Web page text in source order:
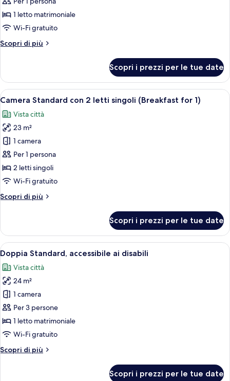
Standard
(Breakfast
1)
1 letto matrimoniale
Wi-Fi gratuito
Scopri di più
Altri
Standard
(Breakfast
for
Scopri i prezzi per le tue date
Apri
tutte
le
foto
per
Camera
Standard
con
letti
for
1)
Una cucina moderna con uno chef
7
Camera Standard con 2 letti singoli (Breakfast for 1)
Vista città
23 m²
1 camera
Per 1 persona
2 letti singoli
Wi-Fi gratuito
Scopri di più
Altri
Standard
con
2
letti
singoli
(Breakfast
for
1)
Scopri i prezzi per le tue date
Apri
tutte
le
foto
per
Doppia
Standard,
accessibile
disabili
Una camera d'albergo con un letto,
6
Doppia Standard, accessibile ai disabili
Vista città
24 m²
1 camera
Per 3 persone
1 letto matrimoniale
Wi-Fi gratuito
Scopri di più
Altri
Scopri i prezzi per le tue date